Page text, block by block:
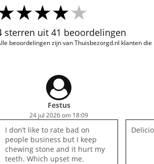
sterren uit 41 beoordelingen
beoordelingen zijn van Thuisbezorgd.nl klanten
Festus
24 jul 2026 om 18:09
I don’t like to rate bad on
people business but I keep
chewing stone and it hurt my
teeth. Which upset me.